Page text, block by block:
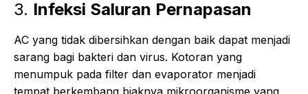
3. Infeksi Saluran Pernapasan
AC yang tidak dibersihkan dengan baik dapat menjadi
sarang bagi bakteri dan virus. Kotoran yang
menumpuk pada filter dan evaporator menjadi